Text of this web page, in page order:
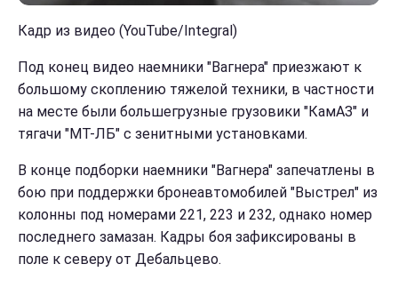
Кадр из видео (YouTube/Integral)
Под конец видео наемники "Вагнера" приезжают к
большому скоплению тяжелой техники, в частности
на месте были большегрузные грузовики "КамАЗ" и
тягачи "МТ-ЛБ" с зенитными установками.
В конце подборки наемники "Вагнера" запечатлены в
бою при поддержки бронеавтомобилей "Выстрел" из
колонны под номерами 221, 223 и 232, однако номер
последнего замазан. Кадры боя зафиксированы в
поле к северу от Дебальцево.